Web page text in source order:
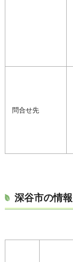
問合せ先
深谷市の情報